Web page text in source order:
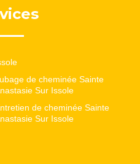
de cheminée Sainte
Sur Issole
de cheminée Sainte
Sur Issole